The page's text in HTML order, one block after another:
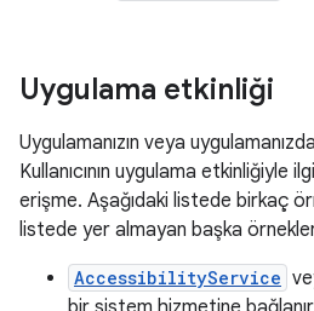
Uygulama etkinliği
Uygulamanızın veya
Kullanıcının uygulama etkinliğiyle
erişme. Aşağıdaki listede birkaç
listede yer almayan başka
AccessibilityService